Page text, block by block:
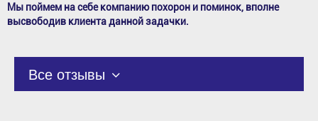
Мы поймем на себе компанию похорон и поминок, вполне
высвободив клиента данной задачки.
Все отзывы